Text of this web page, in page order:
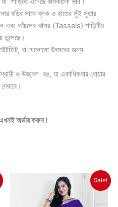
বডির সাথে ব্লক ও হাতের সুঁই সূতার
এবং আঁচলের ঝালর (Tassels) শাড়িটির
তুলেছে।
বা যেকোনো উৎসবের জন্য
ও উজ্জ্বল রঙ, যা একাধিকবার ধোয়ার
অর্ডার করুন !
Sale!
৳ 1,350.
Current
price
is:
৳ 1,150.